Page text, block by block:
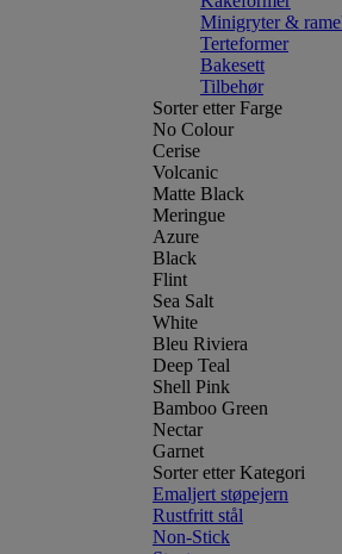
Minigryter &
Terteformer
Bakesett
Tilbehør
Sorter etter Farge
No Colour
Cerise
Volcanic
Matte Black
Meringue
Azure
Black
Flint
Sea Salt
White
Bleu Riviera
Deep Teal
Shell Pink
Bamboo Green
Nectar
Garnet
Sorter etter Kategori
Emaljert støpejern
Rustfritt stål
Non-Stick